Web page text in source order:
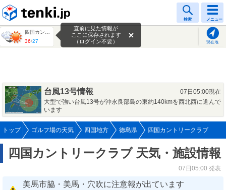
検索 メニュー
36/27 現在地
直前に見た情報が
ここに保存されます
（ログイン不要）
台風13号情報
07日05:00現在
大型で強い台風13号が沖永良部島の東約140kmを西北西に進んで
います
トップ ゴルフ場の天気 四国地方 徳島県 四国カントリークラブ
四国カントリークラブ 天気・施設情報
07日05:00 発表
美馬市脇・美馬・穴吹に注意報が出ています